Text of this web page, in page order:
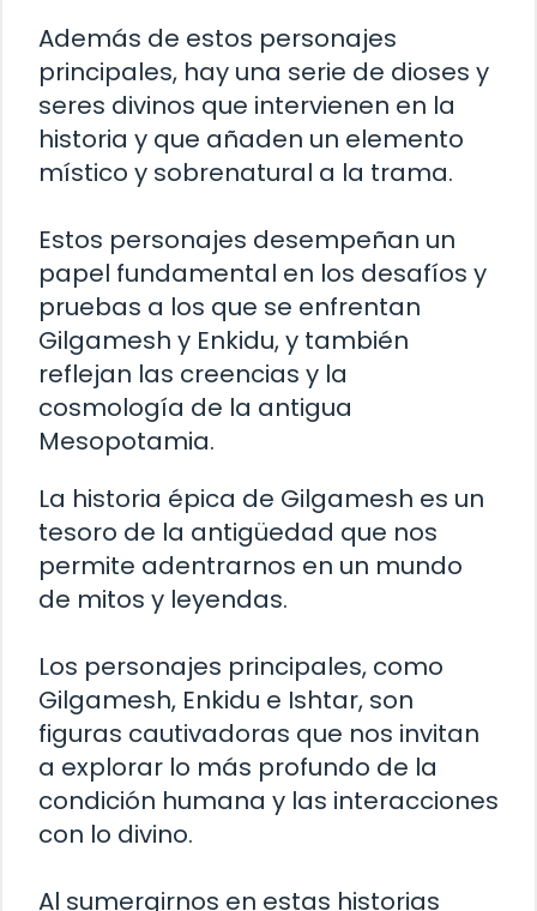
Además de estos personajes
principales, hay una serie de dioses y
seres divinos que intervienen en la
historia y que añaden un elemento
místico y sobrenatural a la trama.
Estos personajes desempeñan un
papel fundamental en los desafíos y
pruebas a los que se enfrentan
Gilgamesh y Enkidu, y también
reflejan las creencias y la
cosmología de la antigua
Mesopotamia.
La historia épica de Gilgamesh es un
tesoro de la antigüedad que nos
permite adentrarnos en un mundo
de mitos y leyendas.
Los personajes principales, como
Gilgamesh, Enkidu e Ishtar, son
figuras cautivadoras que nos invitan
a explorar lo más profundo de la
condición humana y las interacciones
con lo divino.
Al sumergirnos en estas historias